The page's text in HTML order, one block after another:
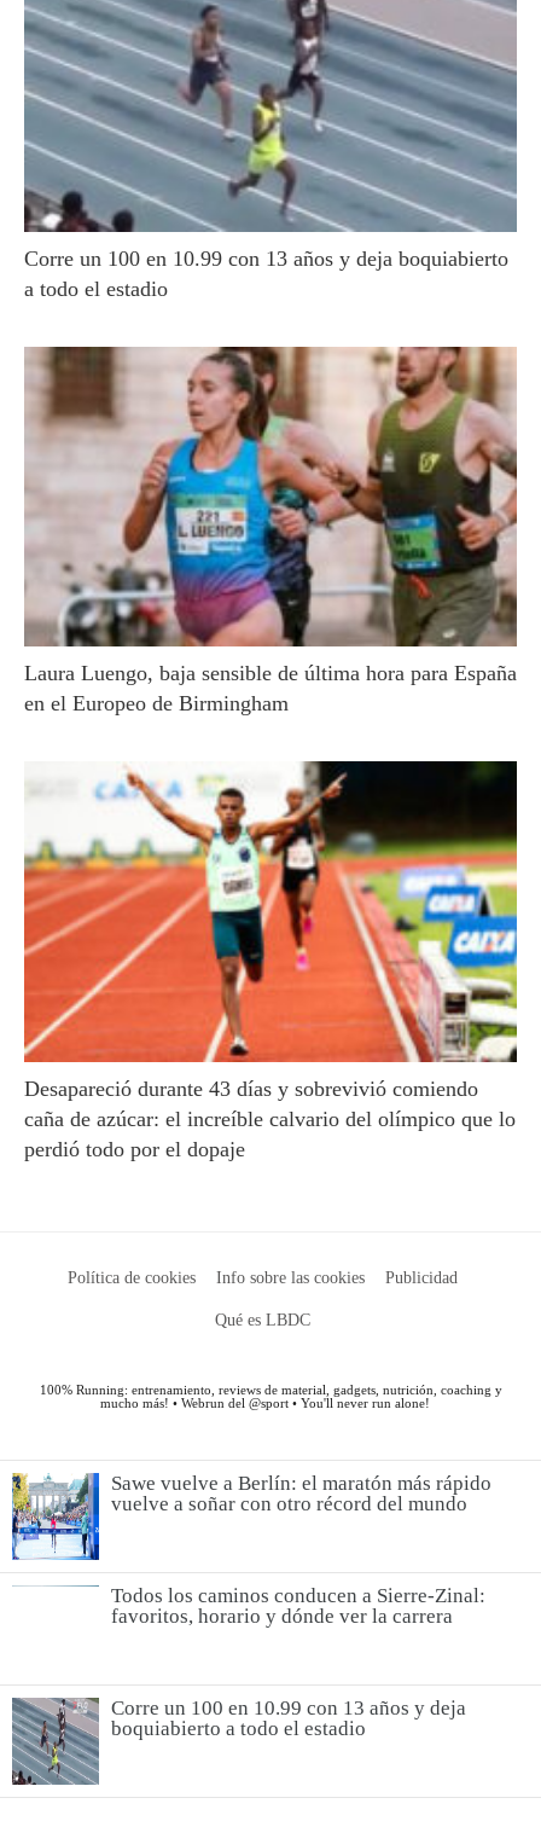
Sawe vuelve a Berlín: el maratón más rápido
vuelve a soñar con otro récord del mundo
Todos los caminos conducen a Sierre-Zinal:
favoritos, horario y dónde ver la carrera
Corre un 100 en 10.99 con 13 años y deja
boquiabierto a todo el estadio